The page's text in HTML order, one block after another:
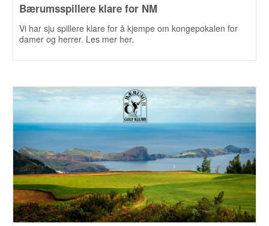
Bærumsspillere klare for NM
Vi har sju spillere klare for å kjempe om kongepokalen for
damer og herrer. Les mer her.